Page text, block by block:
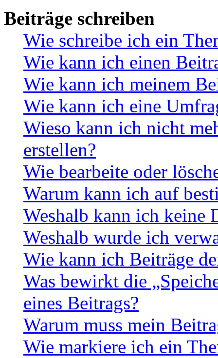
Beiträge schreiben
Wie schreibe ich ein
Wie kann ich einen
Wie kann ich meinem
Wie kann ich eine
Wieso kann ich nicht
erstellen?
Wie bearbeite oder
Warum kann ich auf
Weshalb kann ich keine
Weshalb wurde ich
Wie kann ich Beiträge
Was bewirkt die
eines Beitrags?
Warum muss mein
Wie markiere ich ein